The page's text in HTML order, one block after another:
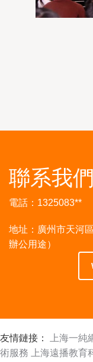
聯系我
電話：1325083**
地址：廣州市天河
辦公用途）
友情鏈接： 上海一純
術服務
上海遠播教育